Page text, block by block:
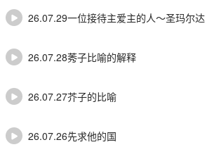
26.07.29一位接待主爱主的人～圣玛尔达
26.07.28莠子比喻的解释
26.07.27芥子的比喻
26.07.26先求他的国